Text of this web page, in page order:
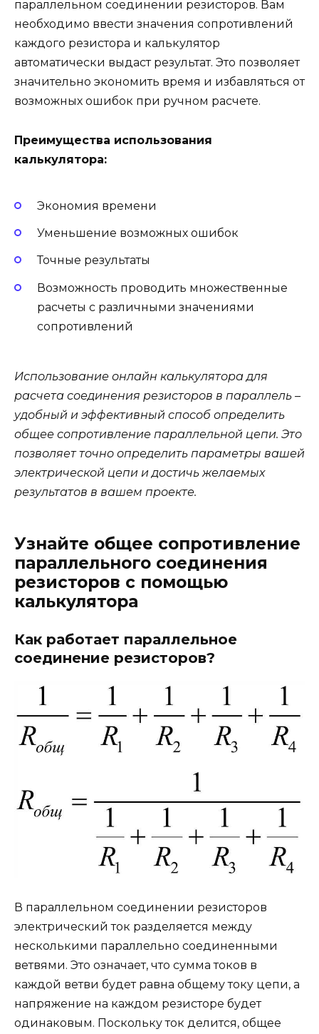
параллельном соединении резисторов. Вам
необходимо ввести значения сопротивлений
каждого резистора и калькулятор
автоматически выдаст результат. Это позволяет
значительно экономить время и избавляться от
возможных ошибок при ручном расчете.
Преимущества использования
калькулятора:
Экономия времени
Уменьшение возможных ошибок
Точные результаты
Возможность проводить множественные
расчеты с различными значениями
сопротивлений
Использование онлайн калькулятора для
расчета соединения резисторов в параллель –
удобный и эффективный способ определить
общее сопротивление параллельной цепи. Это
позволяет точно определить параметры вашей
электрической цепи и достичь желаемых
результатов в вашем проекте.
Узнайте общее сопротивление
параллельного соединения
резисторов с помощью
калькулятора
Как работает параллельное
соединение резисторов?
В параллельном соединении резисторов
электрический ток разделяется между
несколькими параллельно соединенными
ветвями. Это означает, что сумма токов в
каждой ветви будет равна общему току цепи, а
напряжение на каждом резисторе будет
одинаковым. Поскольку ток делится, общее